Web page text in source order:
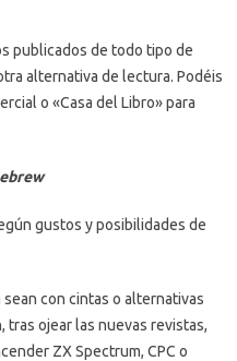
publicados de todo tipo de
alternativa de lectura. Podéis
o «Casa del Libro» para
gustos y posibilidades de
sean con cintas o alternativas
tras ojear las nuevas revistas,
ZX Spectrum, CPC o